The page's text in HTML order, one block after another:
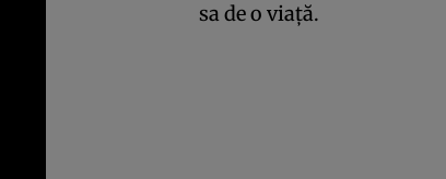
sa de o viaţă.